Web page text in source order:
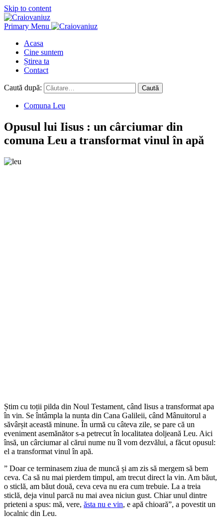
Skip to content
Primary Menu
Acasa
Cine suntem
Știrea ta
Contact
Caută după:
Comuna Leu
Opusul lui Iisus : un cârciumar din
comuna Leu a transformat vinul în apă
Știm cu toții pilda din Noul Testament, când Iisus a transformat apa
în vin. Se întâmpla la nunta din Cana Galileii, când Mânuitorul a
săvârșit această minune. În urmă cu câteva zile, se pare că un
eveniment asemănător s-a petrecut în localitatea doljeană Leu. Aici
însă, un cârciumar al cărui nume nu îl vom dezvălui, a făcut opusul:
el a transformat vinul în apă.
” Doar ce terminasem ziua de muncă și am zis să mergem să bem
ceva. Ca să nu mai pierdem timpul, am trecut direct la vin. Am băut,
o sticlă, am băut două, ceva ceva nu era cum trebuie. La a treia
sticlă, deja vinul parcă nu mai avea niciun gust. Chiar unul dintre
prieteni a spus: mă, vere, ăsta nu e vin, e apă chioară”, a povestit un
localnic din Leu.